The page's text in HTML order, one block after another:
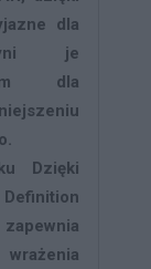
dla
je
dla
Dzięki